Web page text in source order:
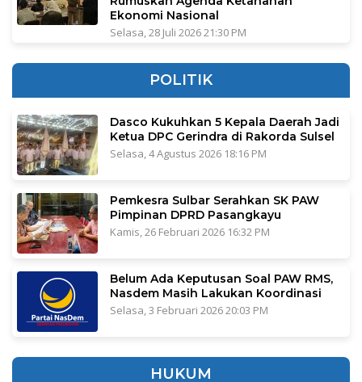
Ekonomi Nasional
Selasa, 28 Juli 2026 21:30 PM
POLITIK
Dasco Kukuhkan 5 Kepala Daerah Jadi
Ketua DPC Gerindra di Rakorda Sulsel
Selasa, 4 Agustus 2026 18:16 PM
Pemkesra Sulbar Serahkan SK PAW
Pimpinan DPRD Pasangkayu
Kamis, 26 Februari 2026 16:32 PM
Belum Ada Keputusan Soal PAW RMS,
Nasdem Masih Lakukan Koordinasi
Selasa, 3 Februari 2026 20:03 PM
HUKUM